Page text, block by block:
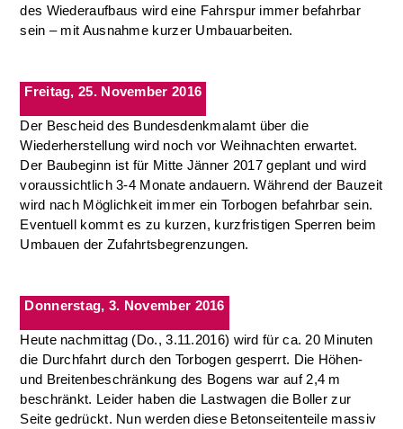
des Wiederaufbaus wird eine Fahrspur immer befahrbar
sein – mit Ausnahme kurzer Umbauarbeiten.
Freitag, 25. November 2016
Der Bescheid des Bundesdenkmalamt über die
Wiederherstellung wird noch vor Weihnachten erwartet.
Der Baubeginn ist für Mitte Jänner 2017 geplant und wird
voraussichtlich 3-4 Monate andauern. Während der Bauzeit
wird nach Möglichkeit immer ein Torbogen befahrbar sein.
Eventuell kommt es zu kurzen, kurzfristigen Sperren beim
Umbauen der Zufahrtsbegrenzungen.
Donnerstag, 3. November 2016
Heute nachmittag (Do., 3.11.2016) wird für ca. 20 Minuten
die Durchfahrt durch den Torbogen gesperrt. Die Höhen-
und Breitenbeschränkung des Bogens war auf 2,4 m
beschränkt. Leider haben die Lastwagen die Boller zur
Seite gedrückt. Nun werden diese Betonseitenteile massiv